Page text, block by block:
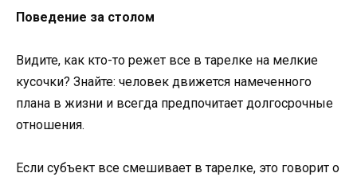
Поведение за столом
Видите, как кто-то режет все в тарелке на мелкие
кусочки? Знайте: человек движется намеченного
плана в жизни и всегда предпочитает долгосрочные
отношения.
Если субъект все смешивает в тарелке, это говорит о